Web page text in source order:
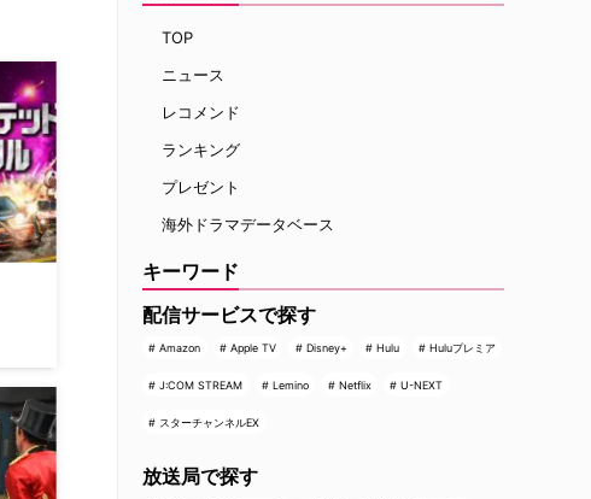
TOP
ニュース
レコメンド
ランキング
プレゼント
海外ドラマデータベース
キーワード
配信サービスで探す
Amazon Apple TV Disney+ Hulu Huluプレミア
J:COM STREAM Lemino Netflix U-NEXT
スターチャンネルEX
放送局で探す